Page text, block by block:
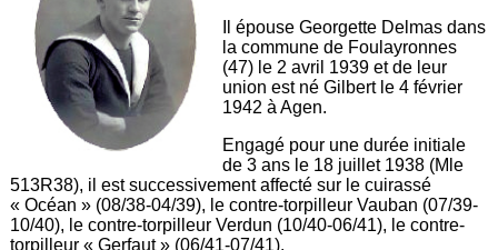
Il épouse Georgette Delmas dans
la commune de Foulayronnes
(47) le 2 avril 1939 et de leur
union est né Gilbert le 4 février
1942 à Agen.
Engagé pour une durée initiale
de 3 ans le 18 juillet 1938 (Mle
513R38), il est successivement affecté sur le cuirassé
« Océan » (08/38-04/39), le contre-torpilleur Vauban (07/39-
10/40), le contre-torpilleur Verdun (10/40-06/41), le contre-
torpilleur « Gerfaut » (06/41-07/41).